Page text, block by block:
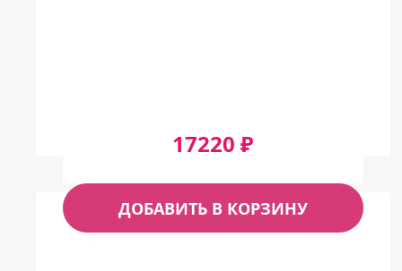
17220 ₽
ДОБАВИТЬ В КОРЗИНУ